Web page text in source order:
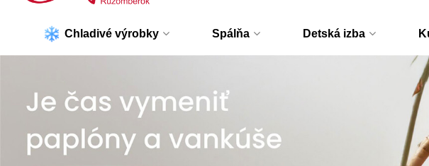
Chladivé výrobky Spálňa Detská izba